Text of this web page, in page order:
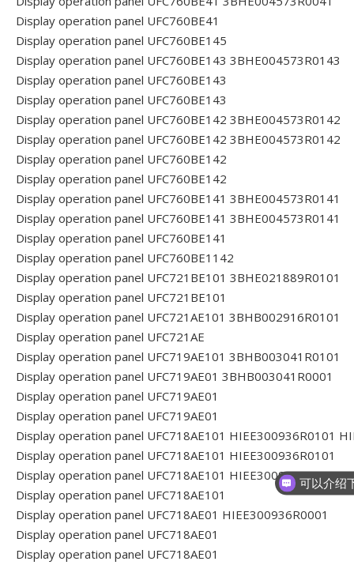
Display operation panel UFC760BE41
Display operation panel UFC760BE145
Display operation panel UFC760BE143 3BHE004573R0143
Display operation panel UFC760BE143
Display operation panel UFC760BE143
Display operation panel UFC760BE142 3BHE004573R0142
Display operation panel UFC760BE142 3BHE004573R0142
Display operation panel UFC760BE142
Display operation panel UFC760BE142
Display operation panel UFC760BE141 3BHE004573R0141
Display operation panel UFC760BE141 3BHE004573R0141
Display operation panel UFC760BE141
Display operation panel UFC760BE1142
Display operation panel UFC721BE101 3BHE021889R0101
Display operation panel UFC721BE101
Display operation panel UFC721AE101 3BHB002916R0101
Display operation panel UFC721AE
Display operation panel UFC719AE101 3BHB003041R0101
Display operation panel UFC719AE01 3BHB003041R0001
Display operation panel UFC719AE01
Display operation panel UFC719AE01
Display operation panel UFC718AE101 HIEE300936R0101
Display operation panel UFC718AE101 HIEE300936R0101
Display operation panel UFC718AE101 HIEE300936R0101
Display operation panel UFC718AE101
Display operation panel UFC718AE01 HIEE300936R0001
Display operation panel UFC718AE01
Display operation panel UFC718AE01